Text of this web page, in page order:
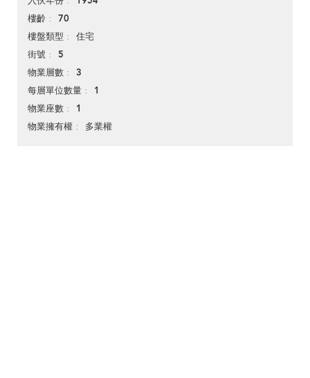
樓齡 70
樓盤類型 住宅
街號 5
物業層數 3
每層單位數量 1
物業座數 1
物業擁有權 多業權